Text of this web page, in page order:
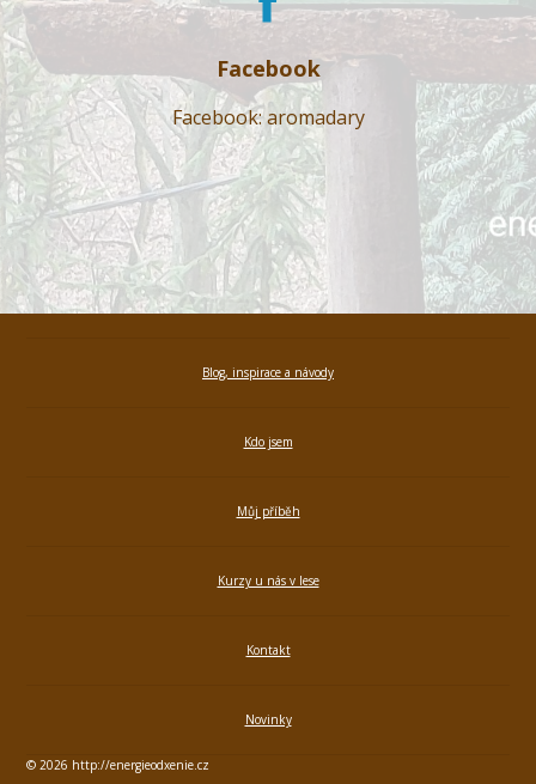
Facebook
Facebook: aromadary
Blog, inspirace a návody
Kdo jsem
Můj příběh
Kurzy u nás v lese
Kontakt
Novinky
© 2026 http://energieodxenie.cz